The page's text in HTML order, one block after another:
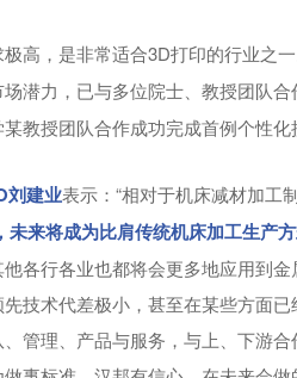
高，是非常适合3D打印的行业之
潜力，已与多位院士、教授团队合
教授团队合作成功完成首例个性化
刘建业表示：“相对于机床减材加工
未来将成为比肩传统机床加工生产
各行各业也都将会更多地应用到
技术代差极小，甚至在某些方面
管理、产品与服务，与上、下游